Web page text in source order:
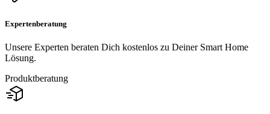
Expertenberatung
Unsere Experten beraten Dich kostenlos zu Deiner Smart Home
Lösung.
Produktberatung